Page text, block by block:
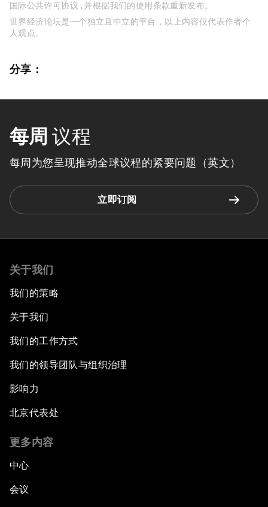
国际公共许可协议 , 并根据我们的使用条款重新发布。
世界经济论坛是一个独立且中立的平台，以上内容仅代表作者个
人观点。
分享：
每周 议程
每周为您呈现推动全球议程的紧要问题（英文）
立即订阅
关于我们
我们的策略
关于我们
我们的工作方式
我们的领导团队与组织治理
影响力
北京代表处
更多内容
中心
会议